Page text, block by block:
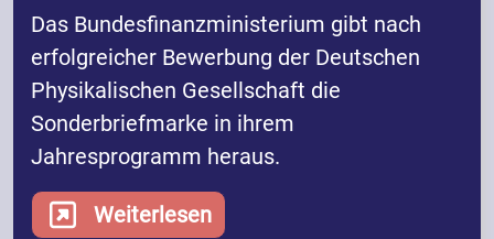
Das Bundesfinanzministerium gibt nach
erfolgreicher Bewerbung der Deutschen
Physikalischen Gesellschaft die
Sonderbriefmarke in ihrem
Jahresprogramm heraus.
Weiterlesen